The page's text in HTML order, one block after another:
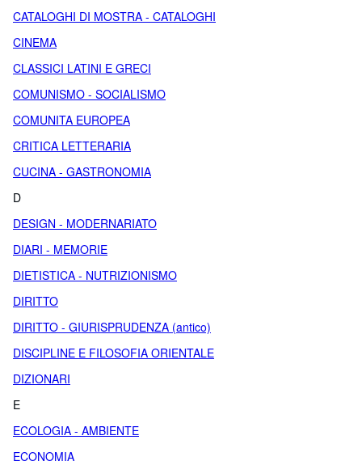
CATALOGHI DI MOSTRA - CATALOGHI
CINEMA
CLASSICI LATINI E GRECI
COMUNISMO - SOCIALISMO
COMUNITA EUROPEA
CRITICA LETTERARIA
CUCINA - GASTRONOMIA
D
DESIGN - MODERNARIATO
DIARI - MEMORIE
DIETISTICA - NUTRIZIONISMO
DIRITTO
DIRITTO - GIURISPRUDENZA (antico)
DISCIPLINE E FILOSOFIA ORIENTALE
DIZIONARI
E
ECOLOGIA - AMBIENTE
ECONOMIA